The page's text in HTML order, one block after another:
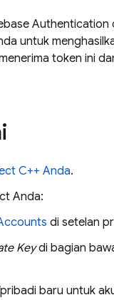
Authentication
untuk
token ini
C++ Anda.
Anda:
di setelan
Keydi bagian
baru untuk